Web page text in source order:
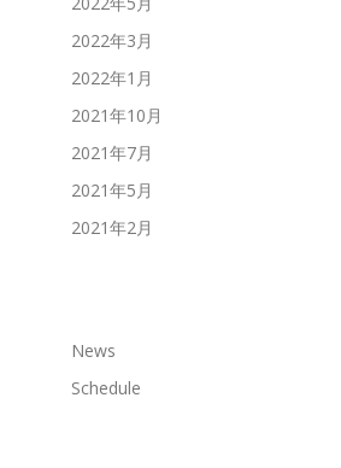
2022年3月
2022年1月
2021年10月
2021年7月
2021年5月
2021年2月
News
Schedule